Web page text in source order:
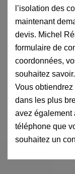
l’isolation des
maintenant
devis. Michel
formulaire de
coordonnées,
souhaitez
Vous
dans les plus
avez également
téléphone que
souhaitez un